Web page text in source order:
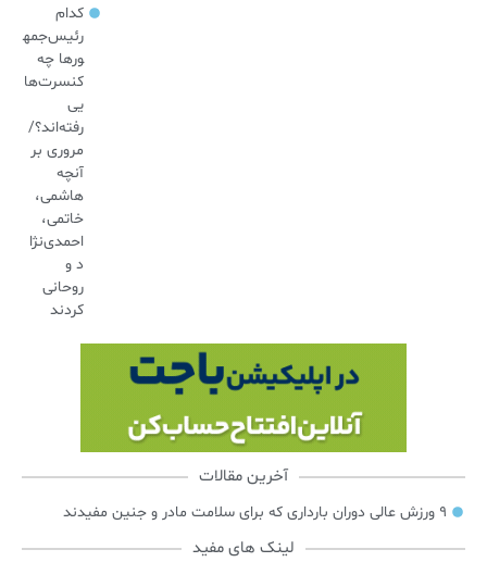
کدام
رئیس‌جمه
ورها چه
کنسرت‌ها
یی
رفته‌اند؟/
مروری بر
آنچه
هاشمی،
خاتمی،
احمدی‌نژا
د و
روحانی
کردند
آخرین مقالات
۹ ورزش عالی دوران بارداری که برای سلامت مادر و جنین مفیدند
لینک های مفید